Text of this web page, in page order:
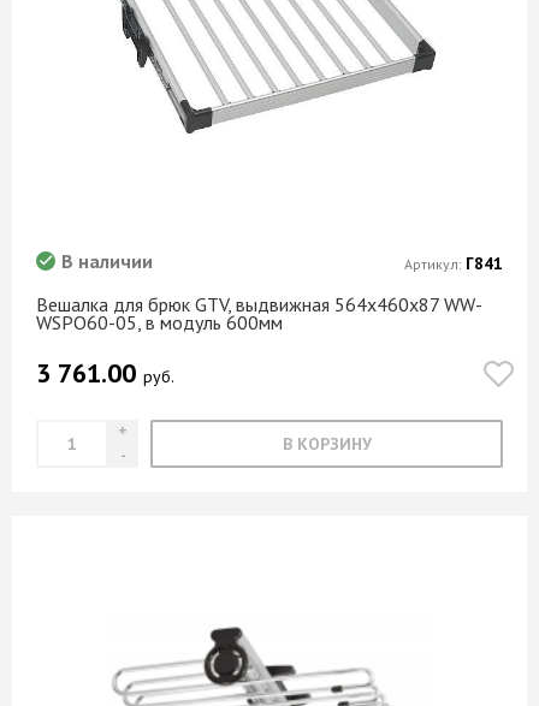
Вешалка для брюк GTV, выдвижная 564x460x87 WW-
WSPO60-05, в модуль 600мм
В наличии
3 761.00 руб.
В КОРЗИНУ
Артикул: Г841